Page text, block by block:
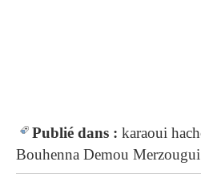
Publié dans : karaoui
Bouhenna Demou Merzougui